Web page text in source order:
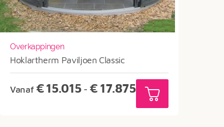
Overkappingen
Hoklartherm Paviljoen Classic
Vanaf €15.015 - € 17.875 Prijsklasse:
€15.015